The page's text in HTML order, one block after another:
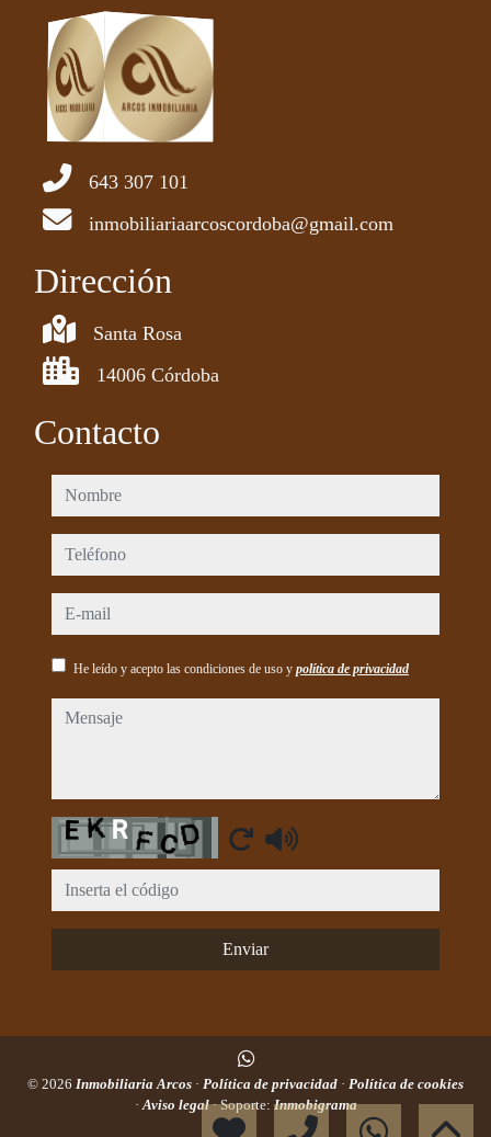
643 307 101
inmobiliariaarcoscordoba@gmail.com
Dirección
Santa Rosa
14006 Córdoba
Contacto
nombre
teléfono
e-mail
He leído y acepto las condiciones de uso y política de privacidad
mensaje
Captcha
Enviar
© 2026 Inmobiliaria Arcos · Política de privacidad · Política de cookies
·Aviso legal· Soporte: Inmobigrama